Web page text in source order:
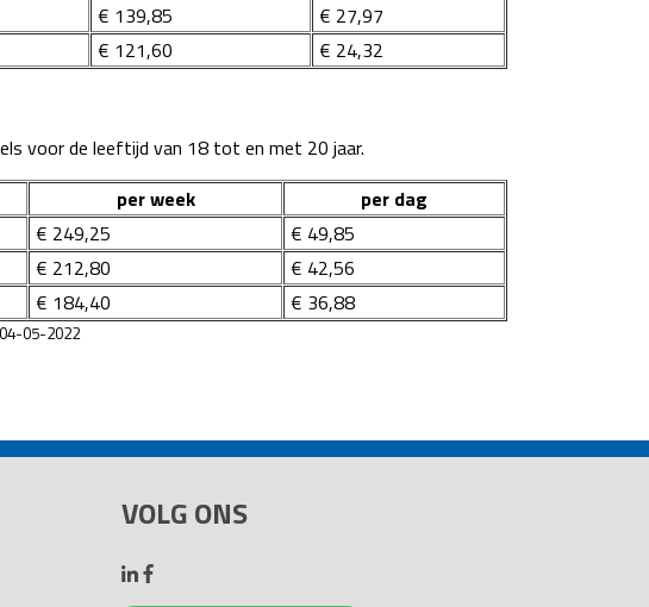
€ 139,85
€ 27,97
€ 121,60 € 24,32
voor de leeftijd van 18 tot en met 20 jaar.
per week
per dag
€ 249,25
€ 49,85
€ 212,80
€ 42,56
€ 184,40 € 36,88
05-2022
VOLG ONS